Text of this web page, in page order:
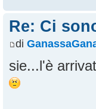
Re: Ci
di
sie...l'è